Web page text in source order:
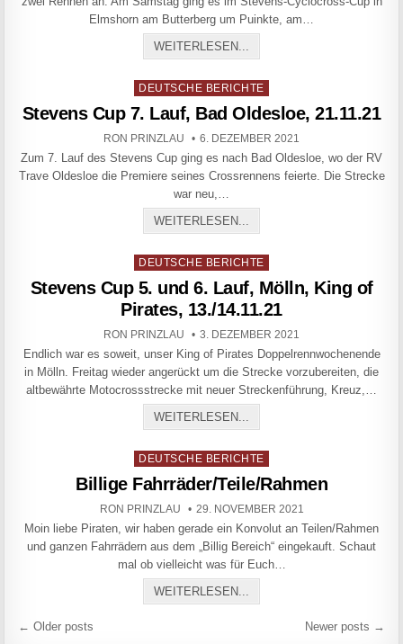
Elmshorn am Butterberg um Puinkte, am…
WEITERLESEN...
Posted in
DEUTSCHE BERICHTE
Stevens Cup 7. Lauf, Bad Oldesloe, 21.11.21
AUTHOR:
RON PRINZLAU PUBLISHED DATE:
6. DEZEMBER 2021
Zum 7. Lauf des Stevens Cup ging es nach Bad Oldesloe, wo der RV
Trave Oldesloe die Premiere seines Crossrennens feierte. Die Strecke
war neu,…
WEITERLESEN...
Posted in
DEUTSCHE BERICHTE
Stevens Cup 5. und 6. Lauf, Mölln, King of
Pirates, 13./14.11.21
AUTHOR:
RON PRINZLAU PUBLISHED DATE:
3. DEZEMBER 2021
Endlich war es soweit, unser King of Pirates Doppelrennwochenende
in Mölln. Freitag wieder angerückt um die Strecke vorzubereiten, die
altbewährte Motocrossstrecke mit neuer Streckenführung, Kreuz,…
WEITERLESEN...
Posted in
DEUTSCHE BERICHTE
Billige Fahrräder/Teile/Rahmen
AUTHOR:
RON PRINZLAU PUBLISHED DATE:
29. NOVEMBER 2021
Moin liebe Piraten, wir haben gerade ein Konvolut an Teilen/Rahmen
und ganzen Fahrrädern aus dem „Billig Bereich“ eingekauft. Schaut
mal ob vielleicht was für Euch…
WEITERLESEN...
Beitragsnavigation
← Older posts Newer posts →